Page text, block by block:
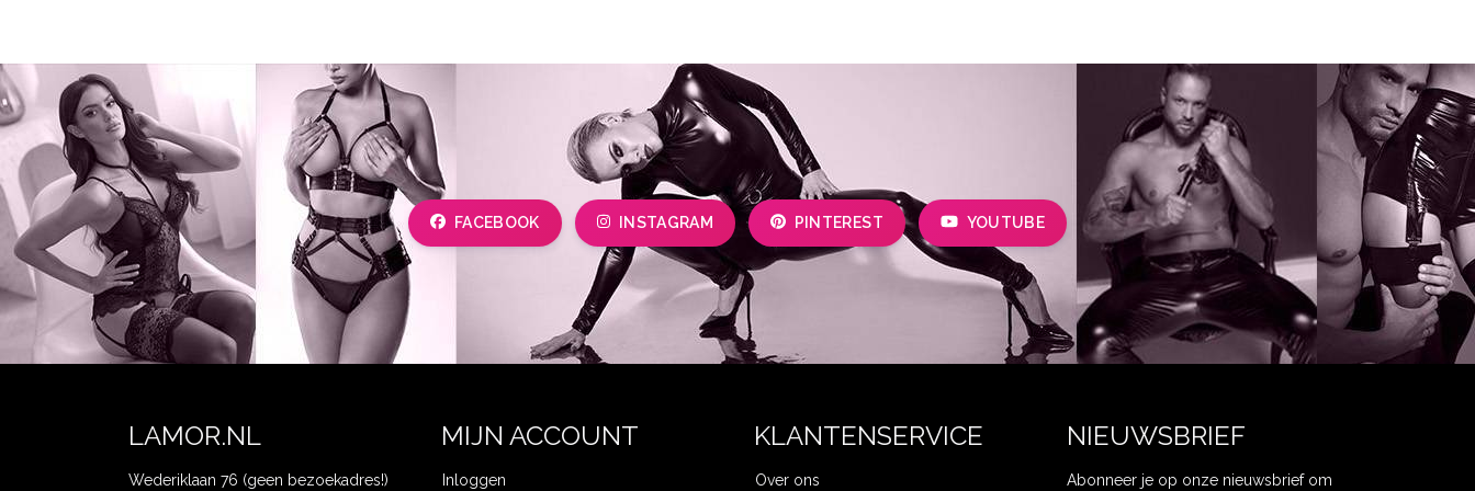
FACEBOOK INSTAGRAM PINTEREST YOUTUBE
LAMOR.NL
Wederiklaan 76 (geen bezoekadres!)
MIJN ACCOUNT
Inloggen
KLANTENSERVICE
Over ons
NIEUWSBRIEF
Abonneer je op onze nieuwsbrief om